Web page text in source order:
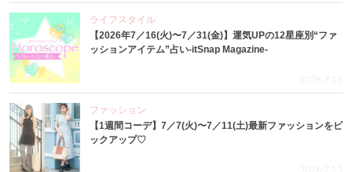
ライフスタイル
【2026年7／16(火)〜7／31(金)】運気UPの12星座別“ファ
ッションアイテム”占い-itSnap Magazine-
2026.7.16
ファッション
【1週間コーデ】7／7(火)〜7／11(土)最新ファッションをピ
ックアップ♡
2026.7.15